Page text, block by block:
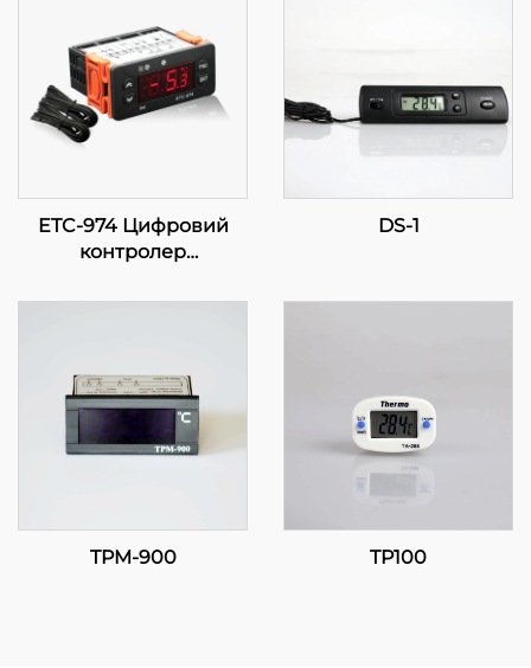
ETC-974 Цифровий
контролер
продуктивність, точне
промислових
застосунків
DS-1
TPM-900 TP100